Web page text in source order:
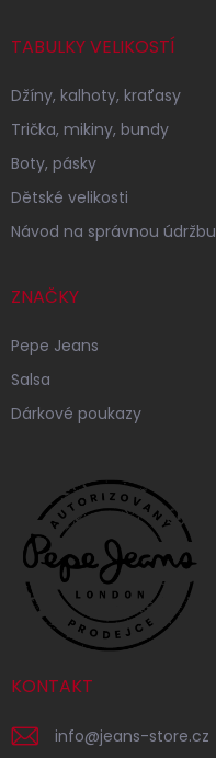
TABULKY VELIKOSTÍ
Džíny, kalhoty, kraťasy
Trička, mikiny, bundy
Boty, pásky
Dětské velikosti
Návod na správnou údržbu
ZNAČKY
Pepe Jeans
Salsa
Dárkové poukazy
KONTAKT
info@jeans-store.cz